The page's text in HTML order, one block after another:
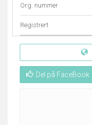
Org. nummer
Registrert
Del på FaceBook